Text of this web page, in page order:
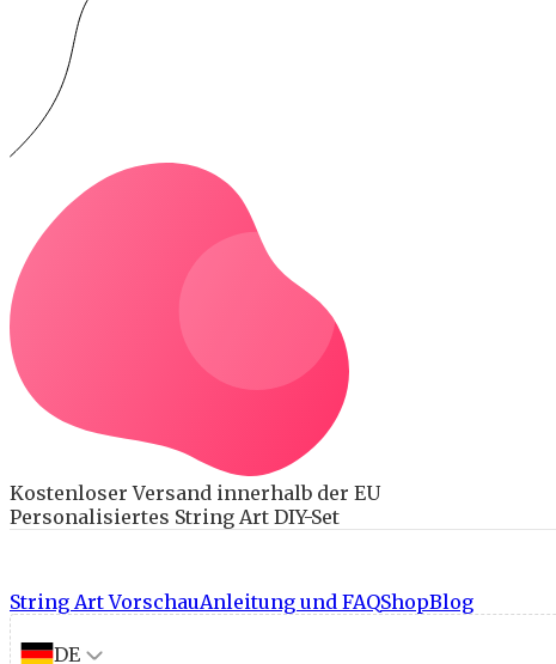
Kostenloser Versand innerhalb der EU
Personalisiertes String Art DIY-Set
String Art VorschauAnleitung und FAQShopBlog
DE